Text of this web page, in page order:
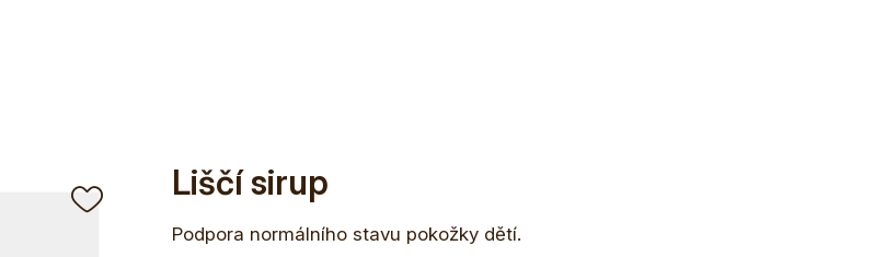
Liščí sirup
Podpora normálního stavu pokožky dětí.